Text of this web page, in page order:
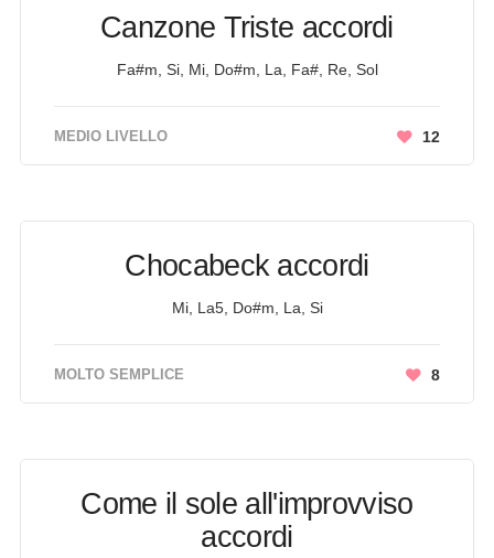
Canzone Triste accordi
Fa#m, Si, Mi, Do#m, La, Fa#, Re, Sol
MEDIO LIVELLO 12
Chocabeck accordi
Mi, La5, Do#m, La, Si
MOLTO SEMPLICE 8
Come il sole all'improvviso
accordi